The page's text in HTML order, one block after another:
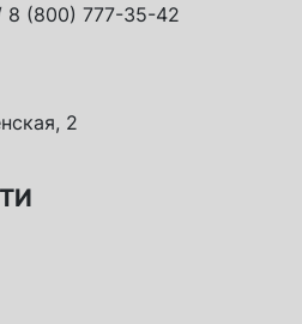
8 (800) 777-35-42
2